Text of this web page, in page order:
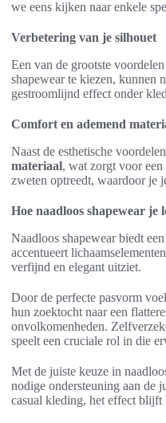
we eens kijken naar enkele
Verbetering van je silhouet
Een van de grootste
shapewear te kiezen, kunnen
gestroomlijnd effect onder
Comfort en ademend
Naast de esthetische
materiaal, wat zorgt voor
zweten optreedt, waardoor je
Hoe naadloos shapewear je
Naadloos shapewear biedt
accentueert
verfijnd en elegant uitziet.
Door de perfecte pasvorm
hun zoektocht naar een
onvolkomenheden.
speelt een cruciale rol in die
Met de juiste keuze in
nodige ondersteuning aan de
casual kleding, het effect blijft